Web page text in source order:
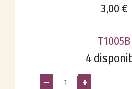
3,00 €
T1005B
4
– +